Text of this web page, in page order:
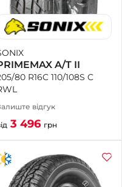
A/T II
80 R16C 110/108S C
відгук
3 496 грн